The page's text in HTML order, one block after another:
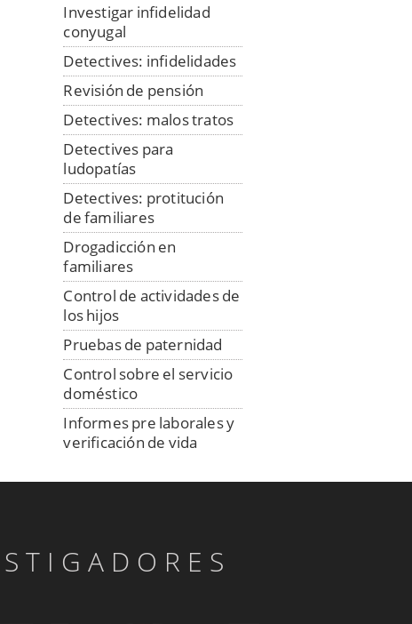
Investigar infidelidad
conyugal
Detectives: infidelidades
Revisión de pensión
Detectives: malos tratos
Detectives para
ludopatías
Detectives: protitución
de familiares
Drogadicción en
familiares
Control de actividades de
los hijos
Pruebas de paternidad
Control sobre el servicio
doméstico
Informes pre laborales y
verificación de vida
mutuas y aseguradoras